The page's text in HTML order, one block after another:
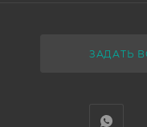
ЗАДАТЬ